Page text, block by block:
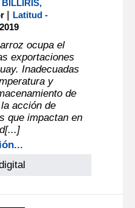
BILLIRIS,
| Latitud -
2019
ocupa el
exportaciones
Inadecuadas
y
de
acción de
que impactan en